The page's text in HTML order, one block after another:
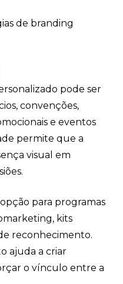
de branding
pode ser
convenções,
e eventos
permite que a
visual em
para programas
kits
reconhecimento.
ajuda a criar
o vínculo entre a